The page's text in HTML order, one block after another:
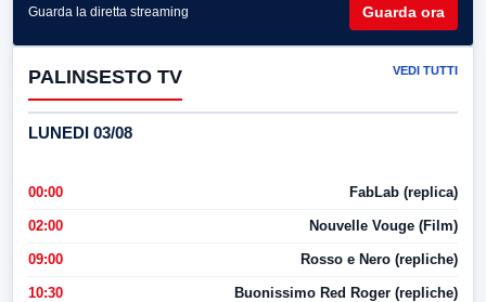
Guarda la diretta streaming Guarda ora
PALINSESTO TV VEDI TUTTI
LUNEDI 03/08
00:00 FabLab (replica)
02:00 Nouvelle Vouge (Film)
09:00 Rosso e Nero (repliche)
10:30 Buonissimo Red Roger (repliche)